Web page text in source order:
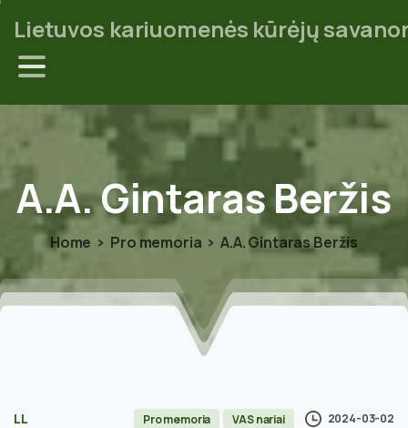
Lietuvos kariuomenės kūrėjų
A.A.GintarasBeržis
Home Pro memoria A.A. Gintaras Beržis
LL Pro memoria VAS nariai 2024-03-02